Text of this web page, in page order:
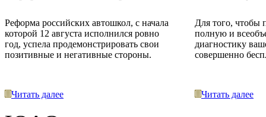
Реформа российских автошкол, с начала
которой 12 августа исполнился ровно
год, успела продемонстрировать свои
позитивные и негативные стороны.
Читать далее
Для того, чтобы
полную и
диагностику
совершенно
Читать далее